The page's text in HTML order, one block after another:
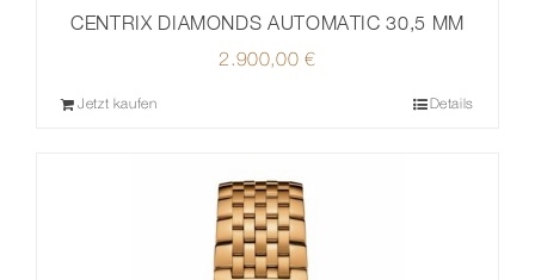
CENTRIX DIAMONDS AUTOMATIC 30,5 MM
2.900,00€
Jetzt kaufen Details